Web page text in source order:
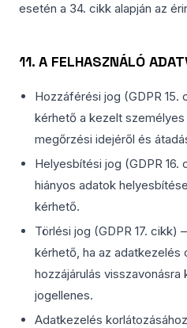
esetén a 34. cikk alapján az
11. A FELHASZNÁLÓ
Hozzáférési jog (GDPR
kérhető a kezelt
megőrzési idejéről és
Helyesbítési jog (GDPR
hiányos adatok
kérhető.
Törlési jog (GDPR 17.
kérhető, ha az adatkezelés
hozzájárulás
jogellenes.
Adatkezelés